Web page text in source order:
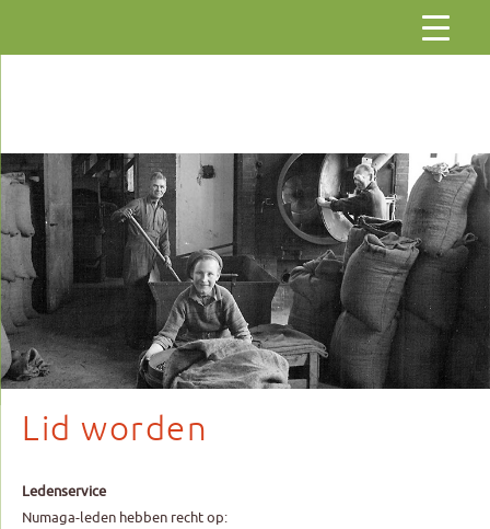
Lid worden
Ledenservice
Numaga-leden hebben recht op: